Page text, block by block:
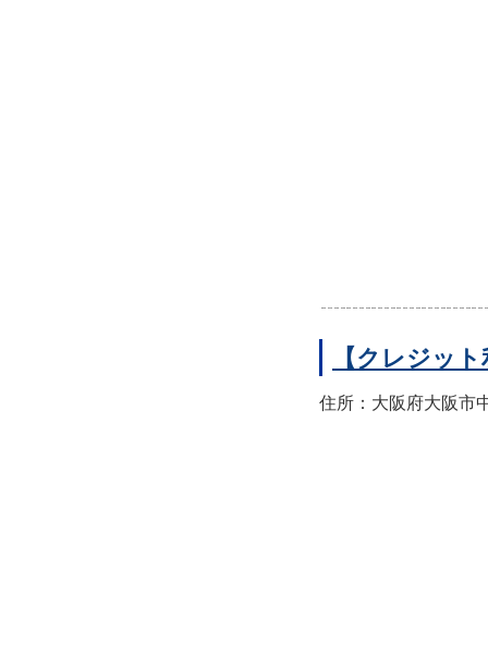
【クレジッ
住所：大阪府大阪市